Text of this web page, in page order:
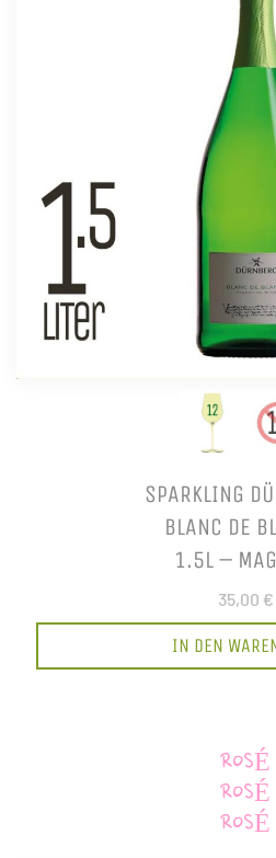
SPARKLING
BLANC DE
1.5L –
35,00 €
IN DEN
ROSÉ
ROSÉ
ROSÉ